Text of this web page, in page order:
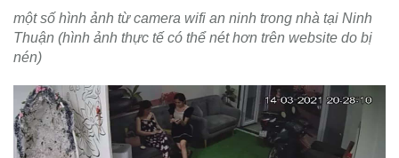
một số hình ảnh từ camera wifi an ninh trong nhà tại Ninh
Thuận (hình ảnh thực tế có thể nét hơn trên website do bị
nén)